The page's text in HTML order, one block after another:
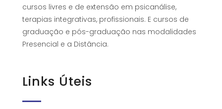
cursos livres e de extensão em psicanálise,
terapias integrativas, profissionais. E cursos de
graduação e pós-graduação nas modalidades
Presencial e a Distância.
Links Úteis